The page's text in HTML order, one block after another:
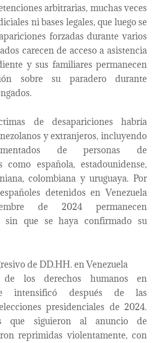
arbitrarias, muchas veces
ni bases legales, que luego se
forzadas durante varios
carecen de acceso a asistencia
y sus familiares permanecen
sobre su paradero durante
de desapariciones habría
y extranjeros, incluyendo
de personas de
como española, estadounidense,
colombiana y uruguaya. Por
detenidos en Venezuela
de 2024 permanecen
sin que se haya confirmado su
de DD.HH. en Venezuela
los derechos humanos en
intensificó después de las
presidenciales de 2024.
que siguieron al anuncio de
reprimidas violentamente, con